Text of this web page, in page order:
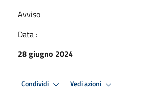
Avviso
Data :
28 giugno 2024
Condividi Vedi azioni